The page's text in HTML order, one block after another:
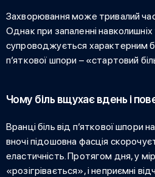
Захворювання може тривалий час
Однак при запаленні
супроводжується характерним
п’яткової шпори – «стартовий
Чому біль вщухає вдень і
Вранцібіль від п’яткової шпори
вночі підошовна фасція
еластичність. Протягом дня, у
«розігрівається», і неприємні